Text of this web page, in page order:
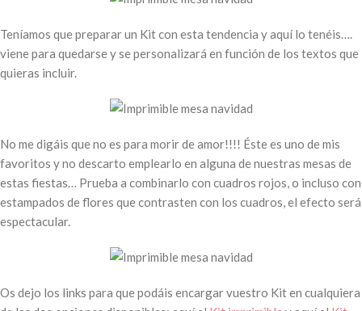
Teníamos que preparar un Kit con esta tendencia y aquí lo tenéis….
viene para quedarse y se personalizará en función de los textos que
quieras incluir.
No me digáis que no es para morir de amor!!!! Éste es uno de mis
favoritos y no descarto emplearlo en alguna de nuestras mesas de
estas fiestas… Prueba a combinarlo con cuadros rojos, o incluso con
estampados de flores que contrasten con los cuadros, el efecto será
espectacular.
Os dejo los links para que podáis encargar vuestro Kit en cualquiera